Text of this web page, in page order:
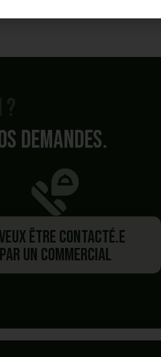
demandes.
être contacté.e
par un commercial
?